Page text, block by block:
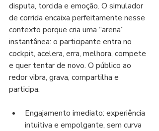
disputa, torcida e emoção. O simulador
de corrida encaixa perfeitamente nesse
contexto porque cria uma “arena”
instantânea: o participante entra no
cockpit, acelera, erra, melhora, compete
e quer tentar de novo. O público ao
redor vibra, grava, compartilha e
participa.
Engajamento imediato: experiência
intuitiva e empolgante, sem curva